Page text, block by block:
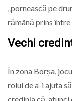
„pornească pe
rămână prins între
Vechi
În zona Borșa,
rolul de a-i ajuta
credința că, atunci